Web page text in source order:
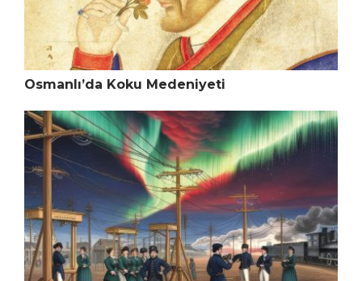
Osmanlı’da Koku Medeniyeti